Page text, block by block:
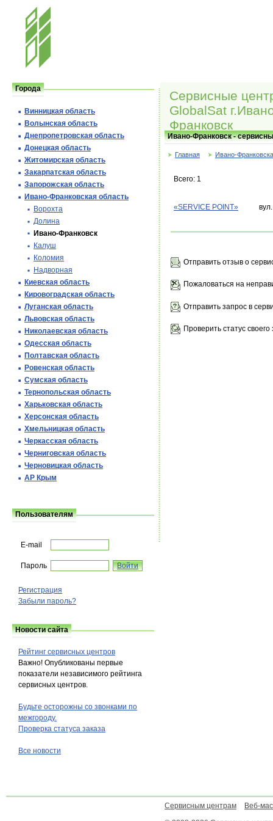
Сервисные
GlobalSat
Франковск
Ивано-Франковск -
Главная Ивано-
Всего: 1
«SERVICE POINT»
Отправить отзыв о
Пожаловаться на
Отправить запрос в
Проверить статус своего
Города
Винницкая область
Волынская область
Днепропетровская область
Донецкая область
Житомирская область
Закарпатская область
Запорожская область
Ивано-Франковская область
Ворохта
Долина
Ивано-Франковск
Калуш
Коломия
Надворная
Киевская область
Кировоградская область
Луганская область
Львовская область
Николаевская область
Одесская область
Полтавская область
Ровенская область
Сумская область
Тернопольская область
Харьковская область
Херсонская область
Хмельницкая область
Черкасская область
Черниговская область
Черновицкая область
АР Крым
Пользователям
E-mail
Пароль
Регистрация
Забыли пароль?
Новости сайта
Рейтинг сервисных центров
Важно! Опубликованы первые
показатели независимого рейтинга
сервисных центров.
Будьте осторожны со звонками по
межгороду.
Проверка статуса заказа
Все новости
Сервисным центрам
Веб-